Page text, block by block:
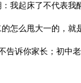
我起床了不代表我
怎么甩大一的，
告诉你家长；初中